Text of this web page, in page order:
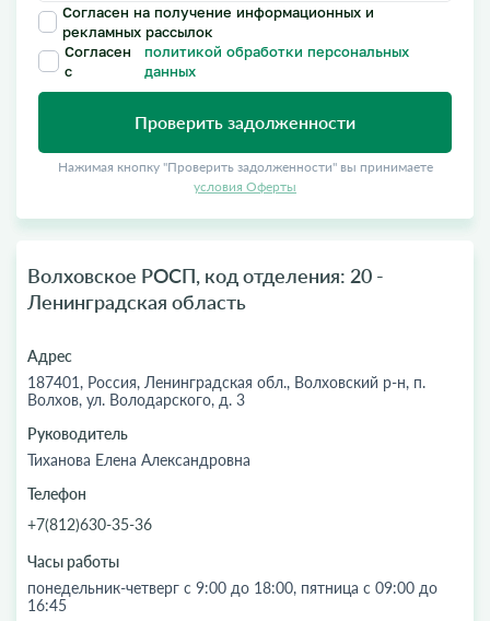
Согласен на получение информационных и
рекламных рассылок
Согласен
с
политикой обработки персональных
данных
Проверить задолженности
Нажимая кнопку "Проверить задолженности" вы принимаете
условия Оферты
Волховское РОСП, код отделения: 20 -
Ленинградская область
Адрес
187401, Россия, Ленинградская обл., Волховский р-н, п.
Волхов, ул. Володарского, д. 3
Руководитель
Тиханова Елена Александровна
Телефон
+7(812)630-35-36
Часы работы
понедельник-четверг с 9:00 до 18:00, пятница с 09:00 до
16:45